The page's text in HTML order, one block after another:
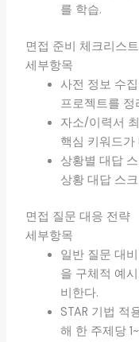
를 학습.
면접 준비 체크리스트
세부항목
사전 정보 수
프로젝트를
자소/이력서
핵심 키워드가
상황별 대답
상황 대답 스
면접 질문 대응 전략
세부항목
일반 질문 대
을 구체적 예
비한다.
STAR 기법
해 한 주제당